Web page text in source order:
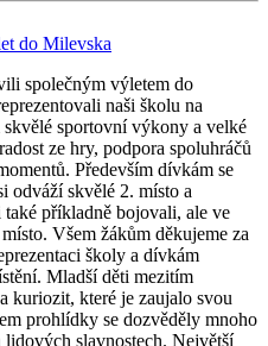
do Milevska
společným výletem do
naši školu na
sportovní výkony a velké
ze hry, podpora spoluhráčů
Především dívkám se
odváží skvělé 2. místo a
příkladně bojovali, ale ve
Všem žákům děkujeme za
školy a dívkám
Mladší děti mezitím
kuriozit, které je zaujalo svou
prohlídky se dozvěděly mnoho
slavnostech. Největší